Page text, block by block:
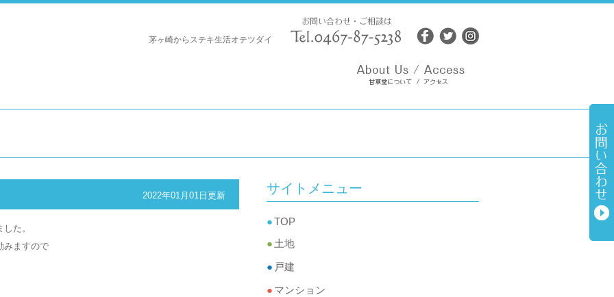
茅ヶ崎からステキ生活オテツダイ
2022年01月01日更新
た。
みますので
サイトメニュー
TOP
土地
戸建
マンション